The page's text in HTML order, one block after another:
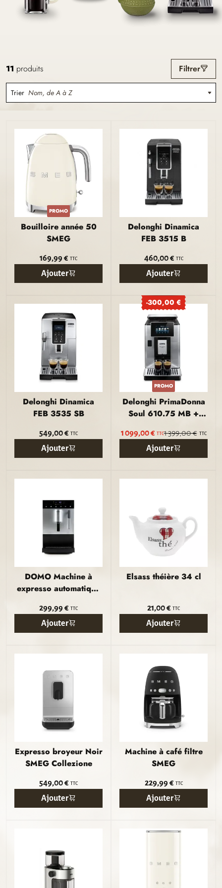
11 produits Filtrer
Trier Nom, de A à Z
PROMO
Bouilloire année 50
SMEG
169,99 € TTC
Ajouter
Delonghi Dinamica
FEB 3515 B
460,00 € TTC
Ajouter
Delonghi Dinamica
FEB 3535 SB
549,00 € TTC
Ajouter
-300,00 €
PROMO
Delonghi PrimaDonna
Soul 610.75 MB +
1 099,00 € TTC1 399,00 € TTC
Ajouter
DOMO Machine à
expresso automatique
19 bar
299,99 € TTC
Ajouter
Elsass théière 34 cl
21,00 € TTC
Ajouter
Expresso broyeur Noir
SMEG Collezione
549,00 € TTC
Ajouter
Machine à café filtre
SMEG
229,99 € TTC
Ajouter